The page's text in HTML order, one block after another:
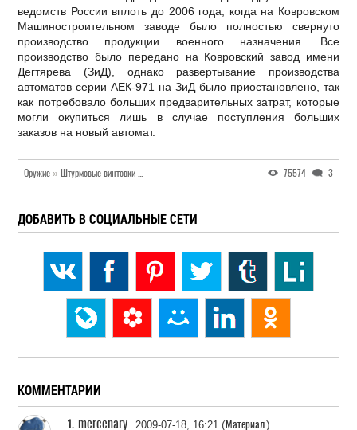
ведомств России вплоть до 2006 года, когда на Ковровском
Машиностроительном заводе было полностью свернуто
производство продукции военного назначения. Все
производство было передано на Ковровский завод имени
Дегтярева (ЗиД), однако развертывание производства
автоматов серии АЕК-971 на ЗиД было приостановлено, так
как потребовало больших предварительных затрат, которые
могли окупиться лишь в случае поступления больших
заказов на новый автомат.
Оружие » Штурмовые винтовки / Автоматы 75574 3
ДОБАВИТЬ В СОЦИАЛЬНЫЕ СЕТИ
КОММЕНТАРИИ
1. mercenary 2009-07-18, 16:21 (Материал)